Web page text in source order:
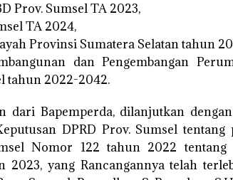
Prov. Sumsel TA 2023,
TA 2024,
Provinsi Sumatera Selatan tahun
dan Pengembangan
tahun 2022-2042.
dari Bapemperda, dilanjutkan
DPRD Prov. Sumsel tentang
Nomor 122 tahun 2022 tentang
2023, yang Rancangannya telah